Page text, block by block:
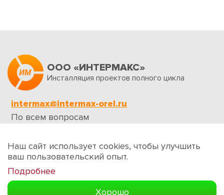
ООО «ИНТЕРМАКС»
Инсталляция проектов полного цикла
intermax@intermax-orel.ru
По всем вопросам
Обратная связь
Наш сайт использует cookies, чтобы улучшить
ваш пользовательский опыт.
Подробнее
Хорошо